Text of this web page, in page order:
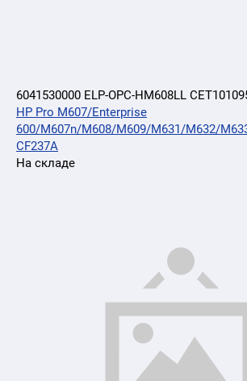
6041530000 ELP-OPC-HM608LL
HP Pro M607/Enterprise
600/M607n/M608/M609/M631/M632/
CF237A
На складе